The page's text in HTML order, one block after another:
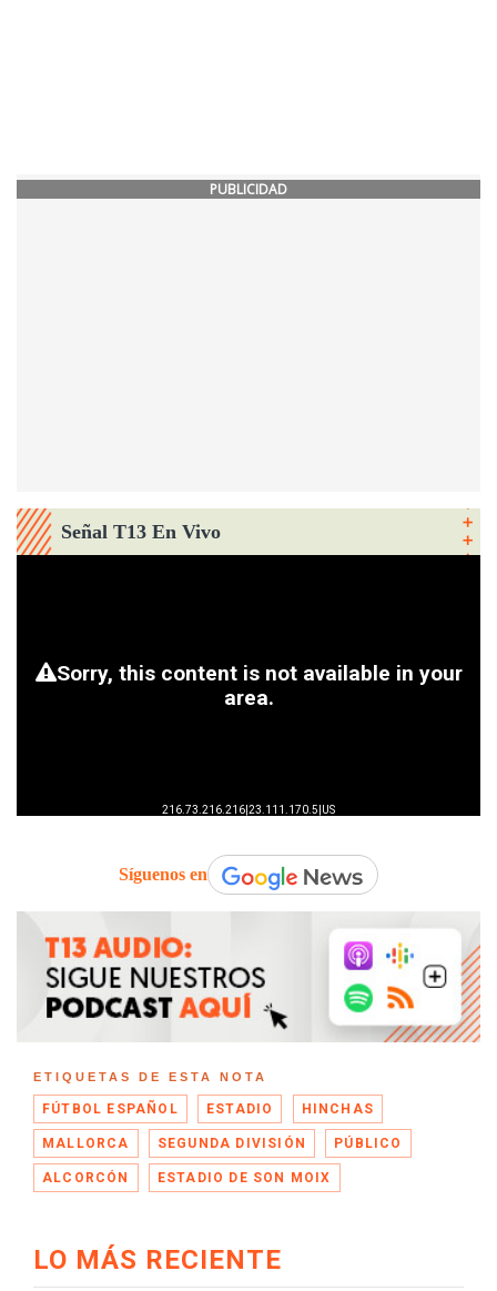
PUBLICIDAD
Señal T13 En Vivo
Síguenos en
ETIQUETAS DE ESTA NOTA
FÚTBOL ESPAÑOL ESTADIO HINCHAS
MALLORCA SEGUNDA DIVISIÓN PÚBLICO
ALCORCÓN ESTADIO DE SON MOIX
LO MÁS RECIENTE